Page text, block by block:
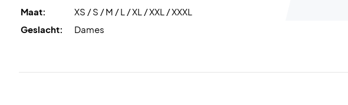
Maat:
XS / S / M / L / XL / XXL / XXXL
Geslacht:
Dames